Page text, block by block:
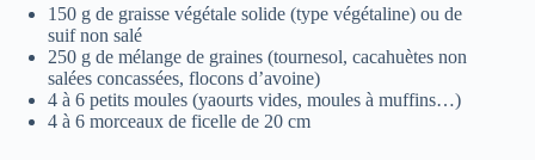
150 g de graisse végétale solide (type végétaline) ou de
suif non salé
250 g de mélange de graines (tournesol, cacahuètes non
salées concassées, flocons d’avoine)
4 à 6 petits moules (yaourts vides, moules à muffins…)
4 à 6 morceaux de ficelle de 20 cm